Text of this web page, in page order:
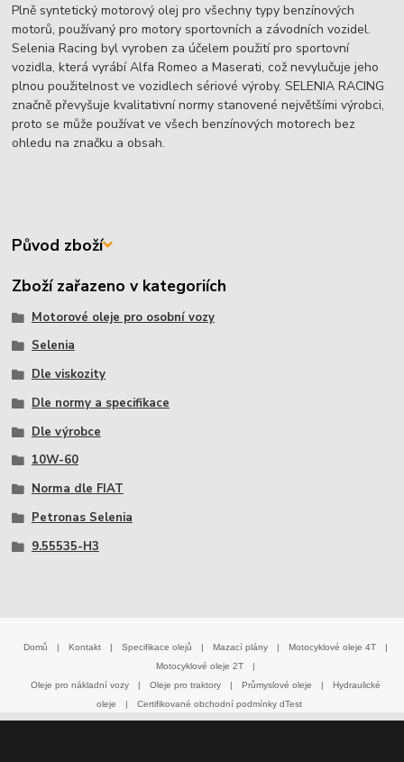
Plně syntetický motorový olej pro všechny typy benzínových
motorů, používaný pro motory sportovních a závodních vozidel.
Selenia Racing byl vyroben za účelem použití pro sportovní
vozidla, která vyrábí Alfa Romeo a Maserati, což nevylučuje jeho
plnou použitelnost ve vozidlech sériové výroby. SELENIA RACING
značně převyšuje kvalitativní normy stanovené největšími výrobci,
proto se může používat ve všech benzínových motorech bez
ohledu na značku a obsah.
Původ zboží
Zboží zařazeno v kategoriích
Motorové oleje pro osobní vozy
Selenia
Dle viskozity
Dle normy a specifikace
Dle výrobce
10W-60
Norma dle FIAT
Petronas Selenia
9.55535-H3
Domů | Kontakt | Specifikace olejů | Mazací plány | Motocyklové oleje 4T
|
Motocyklové oleje 2T
|
Oleje pro nákladní vozy
| Oleje pro traktory | Průmyslové oleje |
Hydraulické
oleje
| Certifikované obchodní podmínky dTest